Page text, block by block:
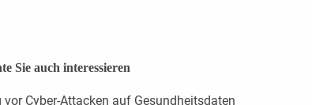
Sie auch interessieren
vor Cyber-Attacken auf Gesundheitsdaten